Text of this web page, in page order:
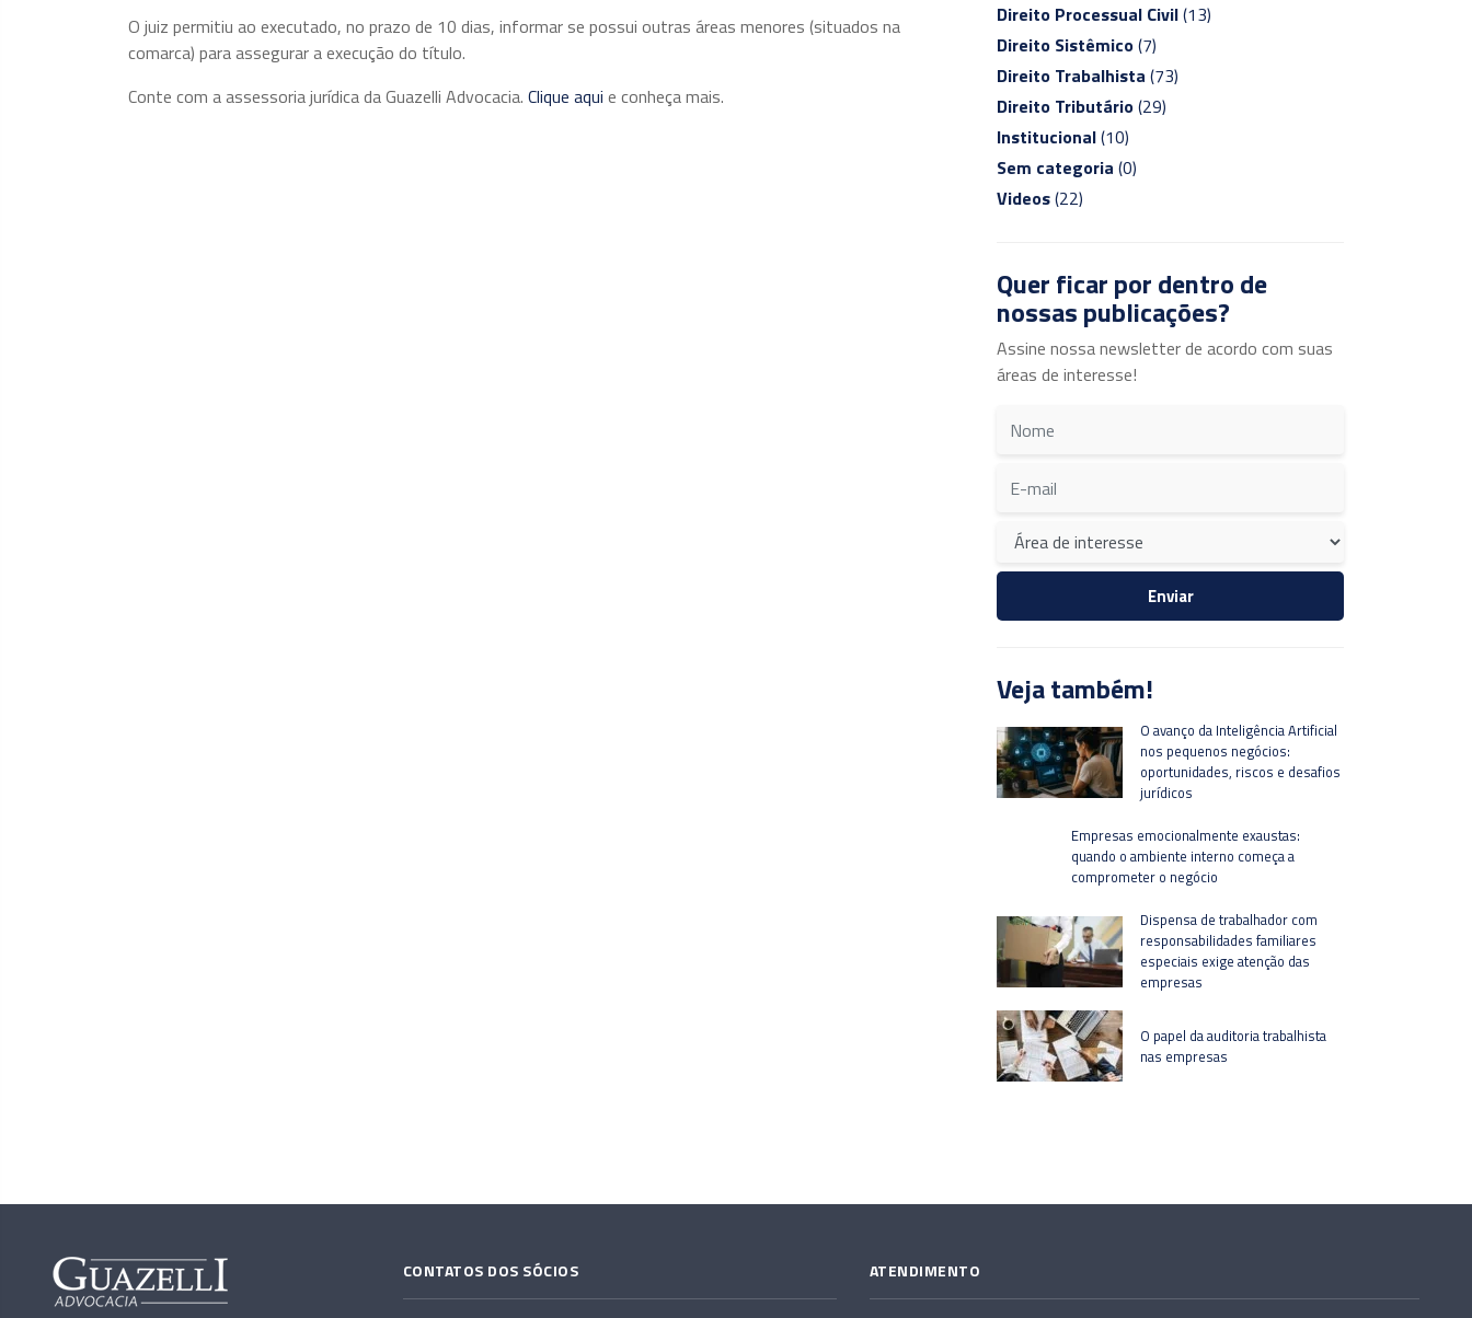
O juiz permitiu ao executado, no prazo de 10 dias, informar se possui outras áreas menores (situados na
comarca) para assegurar a execução do título.
Conte com a assessoria jurídica da Guazelli Advocacia. Clique aqui e conheça mais.
Direito Processual Civil(13)
Direito Sistêmico(7)
Direito Trabalhista (73)
Direito Tributário(29)
Institucional(10)
Sem categoria (0)
Videos(22)
Quer ficar por dentro de
nossas publicações?
Assine nossa newsletter de acordo com suas
áreas de interesse!
Veja também!
O avanço da Inteligência Artificial
nos pequenos negócios:
oportunidades, riscos e desafios
jurídicos
Empresas emocionalmente exaustas:
quando o ambiente interno começa a
comprometer o negócio
Dispensa de trabalhador com
responsabilidades familiares
especiais exige atenção das
empresas
O papel da auditoria trabalhista
nas empresas
CONTATOS DOS SÓCIOS ATENDIMENTO